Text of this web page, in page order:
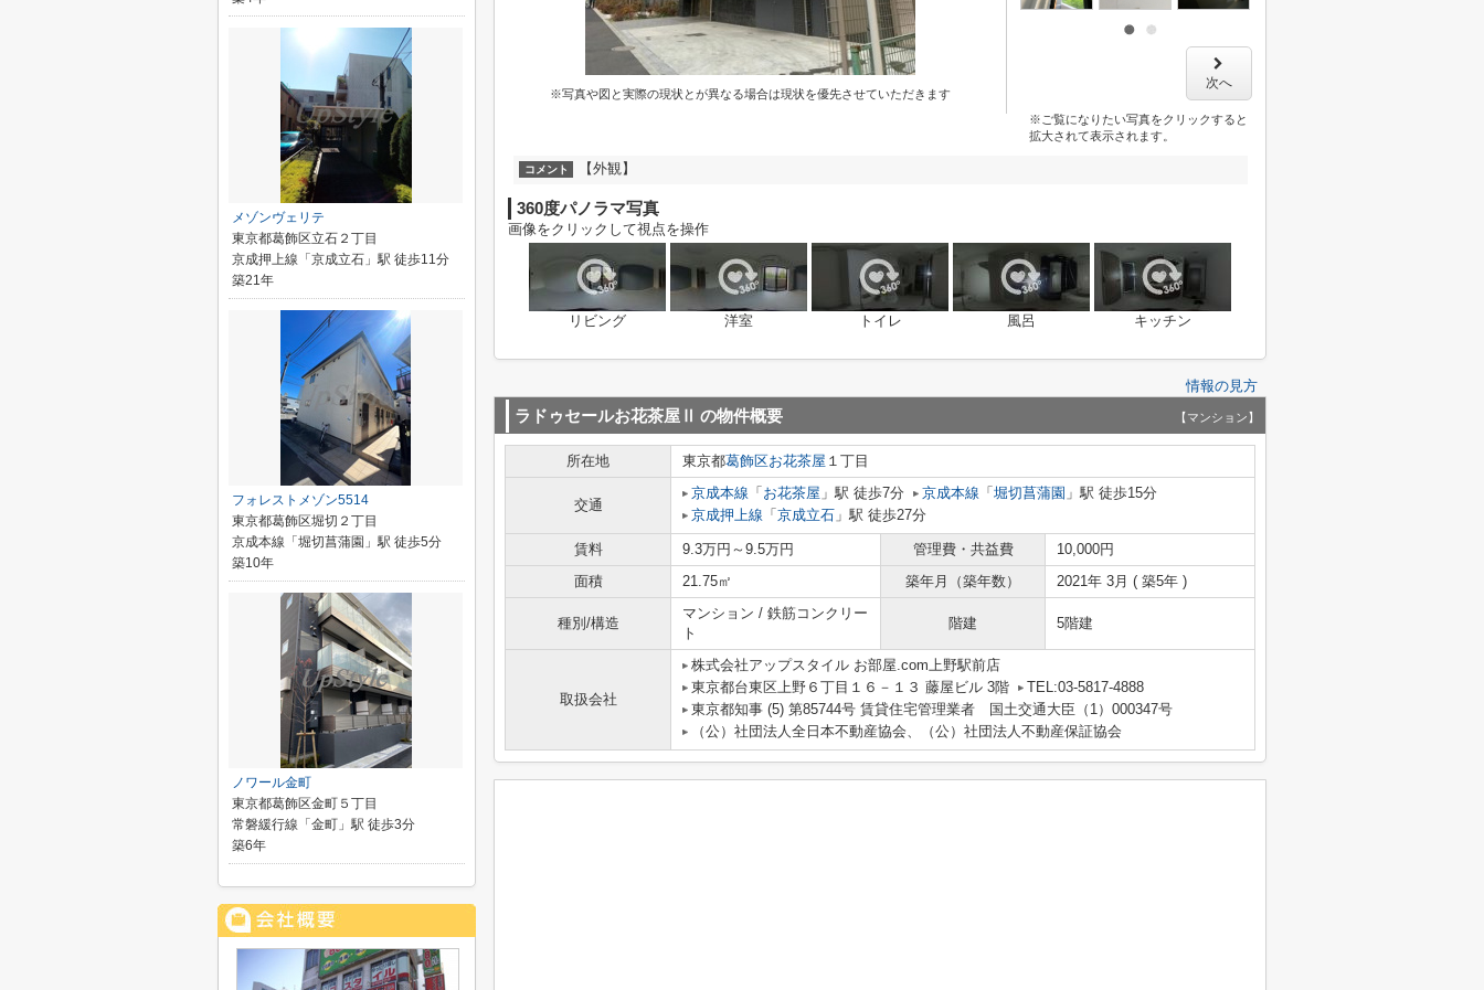
※写真や図と実際の現状とが異なる場合は現状を優先させていただきます
次へ
※ご覧になりたい写真をクリックすると
拡大されて表示されます。
コメント 【外観】
360度パノラマ写真
画像をクリックして視点を操作
リビング 洋室 トイレ 風呂 キッチン
情報の見方
ラドゥセールお花茶屋Ⅱ の物件概要 【マンション】
所在地 東京都葛飾区お花茶屋 １丁目
交通
京成本線 「 お花茶屋 」駅 徒歩7分 京成本線 「 堀切菖蒲園 」駅 徒歩15分
京成押上線 「 京成立石 」駅 徒歩27分
賃料 9.3万円～9.5万円 管理費・共益費
10,000円
面積
21.75㎡ 築年月（築年数） 2021年 3月 ( 築5年 )
種別/構造
マンション / 鉄筋コンクリー
ト
階建 5階建
取扱会社
株式会社アップスタイル お部屋.com上野駅前店
東京都台東区上野６丁目１６－１３ 藤屋ビル 3階
TEL:03-5817-4888
東京都知事 (5) 第85744号 賃貸住宅管理業者 国土交通大臣（1）000347号
（公）社団法人全日本不動産協会、（公）社団法人不動産保証協会
メゾンヴェリテ
東京都葛飾区立石２丁目
京成押上線「京成立石」駅 徒歩11分
築21年
フォレストメゾン5514
東京都葛飾区堀切２丁目
京成本線「堀切菖蒲園」駅 徒歩5分
築10年
ノワール金町
東京都葛飾区金町５丁目
常磐緩行線「金町」駅 徒歩3分
築6年